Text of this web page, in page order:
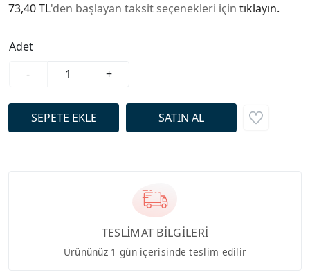
73,40 TL'den başlayan taksit seçenekleri için tıklayın.
Adet
-
+
TESLİMAT BİLGİLERİ
Ürününüz 1 gün içerisinde teslim edilir